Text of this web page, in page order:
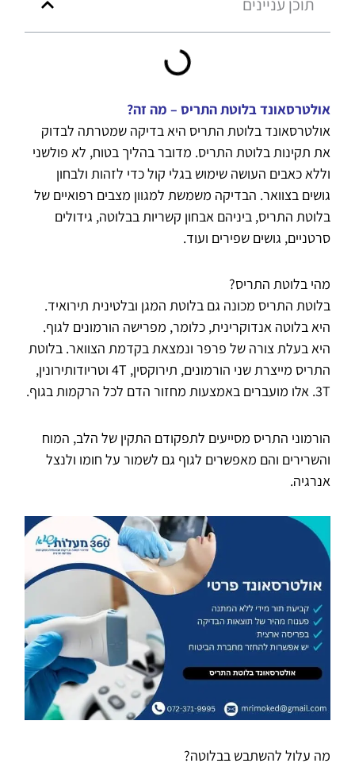
אולטרסאונד בלוטת התריס – מה זה?
אולטרסאונד בלוטת התריס היא בדיקה שמטרתה לבדוק
את תקינות בלוטת התריס. מדובר בהליך בטוח, לא פולשני
וללא כאבים העושה שימוש בגלי קול כדי לזהות ולבחון
גושים בצוואר. הבדיקה משמשת למגוון מצבים רפואיים של
בלוטת התריס, ביניהם אבחון קשריות בבלוטה, גידולים
סרטניים, גושים שפירים ועוד.
מהי בלוטת התריס?
בלוטת התריס מכונה גם בלוטת המגן ובלטינית תירואיד.
היא בלוטה אנדוקרינית, כלומר, מפרישה הורמונים לגוף.
היא בעלת צורה של פרפר ונמצאת בקדמת הצוואר. בלוטת
התריס מייצרת שני הורמונים, תירוקסין, 4T וטריודותירונין,
3T. אלו מועברים באמצעות מחזור הדם לכל הרקמות בגוף.
הורמוני התריס מסייעים לתפקודם התקין של הלב, המוח
והשרירים והם מאפשרים לגוף גם לשמור על חומו ולנצל
אנרגיה.
מה עלול להשתבש בבלוטה?